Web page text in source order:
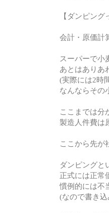
【ダンピング
会計・原価計
スーパーで小
あとはありあ
(実際には2時
なんならその
ここまでは分
製造人件費は
ここから先が
ダンピングと
正式には正常
慣例的には不
(なので書き